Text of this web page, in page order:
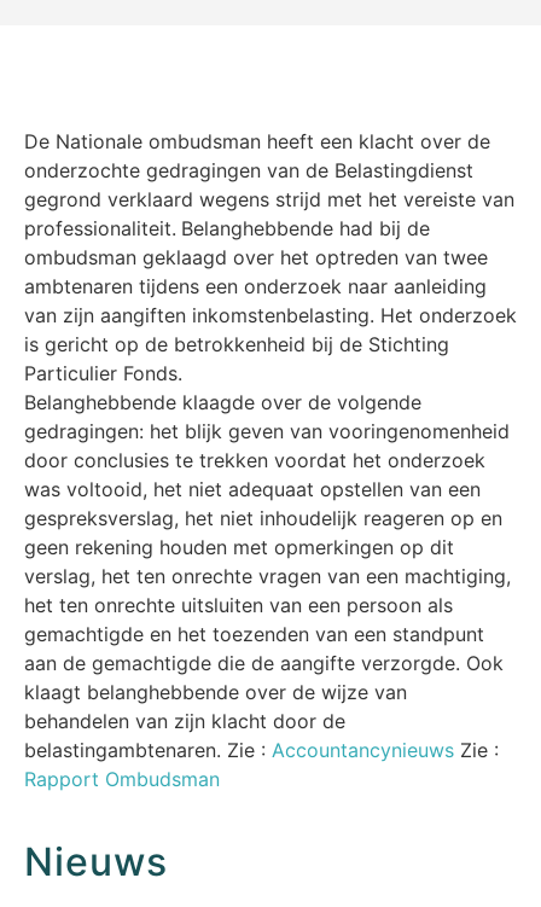
De Nationale ombudsman heeft een klacht over de
onderzochte gedragingen van de Belastingdienst
gegrond verklaard wegens strijd met het vereiste van
professionaliteit. Belanghebbende had bij de
ombudsman geklaagd over het optreden van twee
ambtenaren tijdens een onderzoek naar aanleiding
van zijn aangiften inkomstenbelasting. Het onderzoek
is gericht op de betrokkenheid bij de Stichting
Particulier Fonds.
Belanghebbende klaagde over de volgende
gedragingen: het blijk geven van vooringenomenheid
door conclusies te trekken voordat het onderzoek
was voltooid, het niet adequaat opstellen van een
gespreksverslag, het niet inhoudelijk reageren op en
geen rekening houden met opmerkingen op dit
verslag, het ten onrechte vragen van een machtiging,
het ten onrechte uitsluiten van een persoon als
gemachtigde en het toezenden van een standpunt
aan de gemachtigde die de aangifte verzorgde. Ook
klaagt belanghebbende over de wijze van
behandelen van zijn klacht door de
belastingambtenaren. Zie : Accountancynieuws Zie :
Rapport Ombudsman
Nieuws